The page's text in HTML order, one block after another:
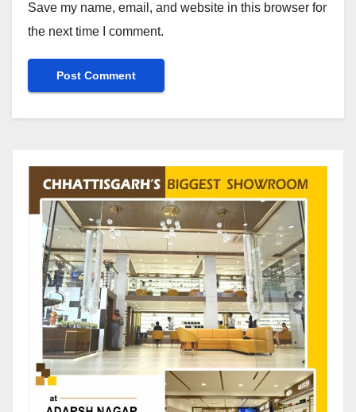
Save my name, email, and website in this browser for
the next time I comment.